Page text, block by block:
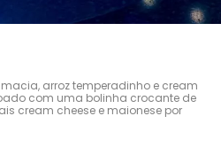
arroz temperadinho e cream
com uma bolinha crocante de
cream cheese e maionese por